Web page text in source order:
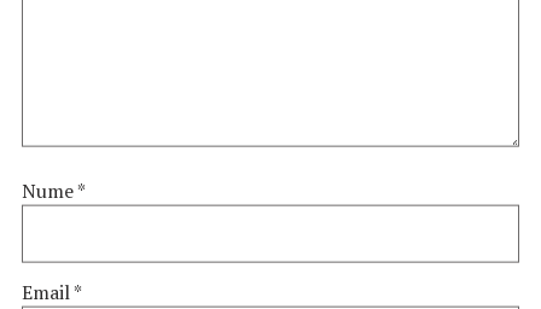
Nume*
Email*